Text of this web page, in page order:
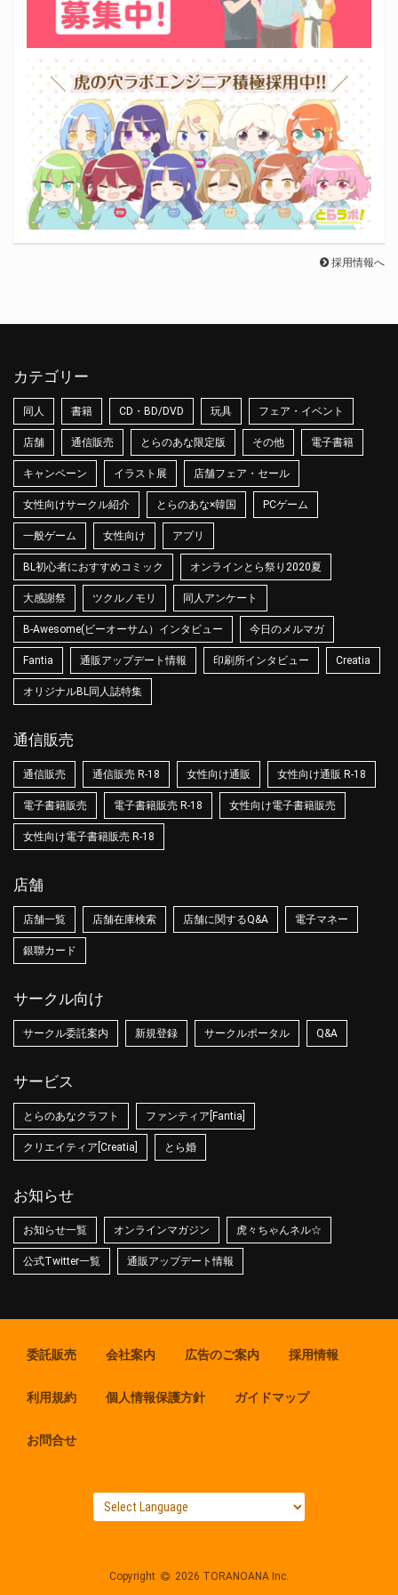
採用情報へ
カテゴリー
同人 書籍 CD・BD/DVD 玩具 フェア・イベント
店舗 通信販売 とらのあな限定版 その他 電子書籍
キャンペーン イラスト展 店舗フェア・セール
女性向けサークル紹介 とらのあな×韓国 PCゲーム
一般ゲーム 女性向け アプリ
BL初心者におすすめコミック オンラインとら祭り2020夏
大感謝祭 ツクルノモリ 同人アンケート
B-Awesome(ビーオーサム）インタビュー 今日のメルマガ
Fantia 通販アップデート情報 印刷所インタビュー Creatia
オリジナルBL同人誌特集
通信販売
通信販売 通信販売 R-18 女性向け通販 女性向け通販 R-18
電子書籍販売 電子書籍販売 R-18 女性向け電子書籍販売
女性向け電子書籍販売 R-18
店舗
店舗一覧 店舗在庫検索 店舗に関するQ&A 電子マネー
銀聯カード
サークル向け
サークル委託案内 新規登録 サークルポータル Q&A
サービス
とらのあなクラフト ファンティア[Fantia]
クリエイティア[Creatia] とら婚
お知らせ
お知らせ一覧 オンラインマガジン 虎々ちゃんネル☆
公式Twitter一覧 通販アップデート情報
委託販売 会社案内 広告のご案内 採用情報
利用規約 個人情報保護方針 ガイドマップ
お問合せ
Copyright 2026 TORANOANA Inc.